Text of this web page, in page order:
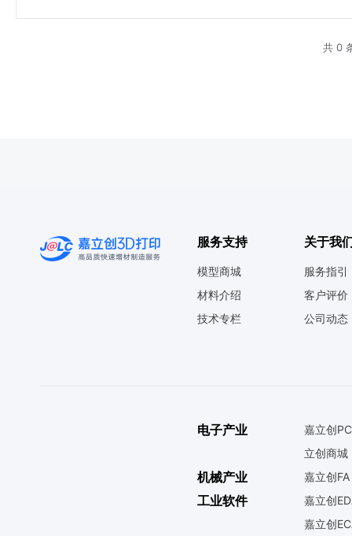
共 0
服务支持
模型商城
材料介绍
技术专栏
关于我
服务指引
客户评价
公司动态
电子产业
嘉立创
立创商城
机械产业 嘉立创FA
工业软件
嘉立创
嘉立创